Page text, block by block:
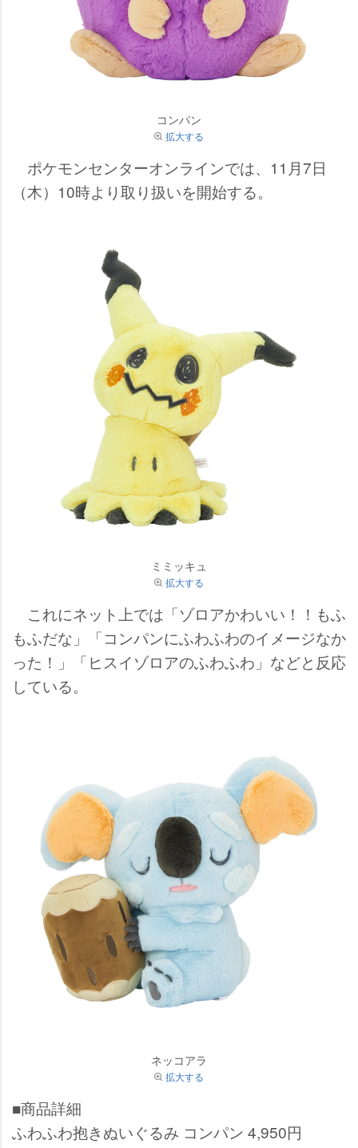
コンパン
拡大する
ポケモンセンターオンラインでは、11月7日
（木）10時より取り扱いを開始する。
ミミッキュ
拡大する
これにネット上では「ゾロアかわいい！！もふ
もふだな」「コンパンにふわふわのイメージなか
った！」「ヒスイゾロアのふわふわ」などと反応
している。
ネッコアラ
拡大する
■商品詳細
ふわふわ抱きぬいぐるみ コンパン 4,950円